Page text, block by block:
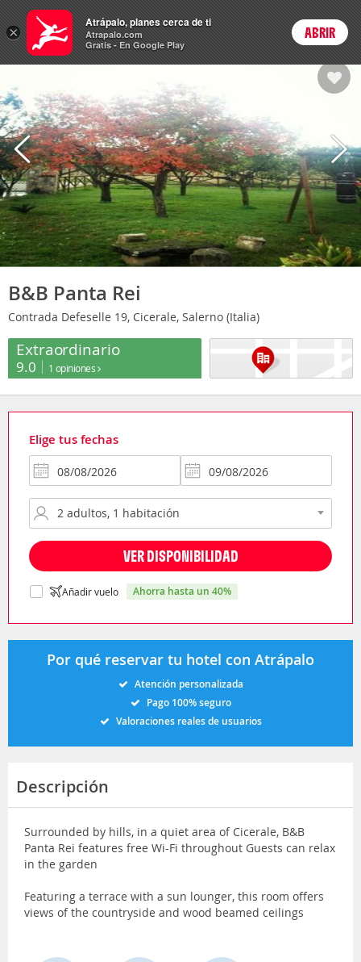
Hoteles Login
B&B Panta Rei
Contrada Defeselle 19, Cicerale, Salerno (Italia)
Extraordinario
9.0 1 opiniones
Elige tus fechas
VER DISPONIBILIDAD
Añadir vuelo ahorra hasta un 40%
Por qué reservar tu hotel con Atrápalo
Atención personalizada
Pago 100% seguro
Valoraciones reales de usuarios
Descripción
Surrounded by hills, in a quiet area of Cicerale, B&B
Panta Rei features free Wi-Fi throughout Guests can relax
in the garden
Featuring a terrace with a sun lounger, this room offers
views of the countryside and wood beamed ceilings
×
Atrápalo, planes cerca de ti
Atrapalo.com
Gratis - En Google Play
ABRIR